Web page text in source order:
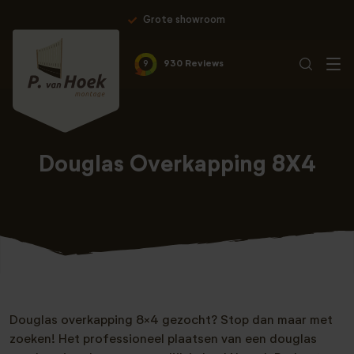
9 930 Reviews
Douglas Overkapping 8X4
Douglas overkapping 8×4 gezocht? Stop dan maar met
zoeken! Het professioneel plaatsen van een douglas